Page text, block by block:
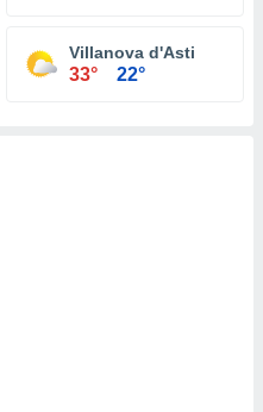
Villanova d'Asti
33° 22°